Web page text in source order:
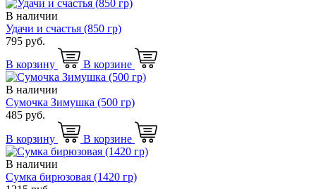
В наличии
Удачи и счастья (850 гр)
795 руб.
В корзину
В корзине
В наличии
Сумочка Зимушка (500 гр)
485 руб.
В корзину
В корзине
В наличии
Сумка бирюзовая (1420 гр)